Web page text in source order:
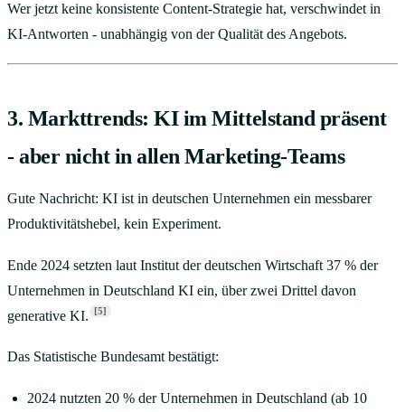
Wer jetzt keine konsistente Content-Strategie hat, verschwindet in
KI-Antworten - unabhängig von der Qualität des Angebots.
3. Markttrends: KI im Mittelstand präsent
- aber nicht in allen Marketing-Teams
Gute Nachricht: KI ist in deutschen Unternehmen ein messbarer
Produktivitätshebel, kein Experiment.
Ende 2024 setzten laut Institut der deutschen Wirtschaft 37 % der
Unternehmen in Deutschland KI ein, über zwei Drittel davon
generative KI.
[5]
Das Statistische Bundesamt bestätigt:
2024 nutzten 20 % der Unternehmen in Deutschland (ab 10